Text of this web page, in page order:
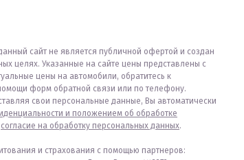
сайт не является публичной офертой и создан
целях. Указанные на сайте цены представлены с
цены на автомобили, обратитесь к
форм обратной связи или по телефону.
свои персональные данные, Вы автоматически
и положением об обработке
согласие на обработку персональных данных.
и страхования с помощью партнеров: